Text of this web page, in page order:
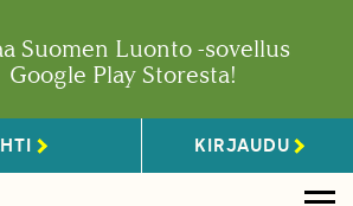
Suomen Luonto -sovellus
Google Play Storesta!
KIRJAUDU